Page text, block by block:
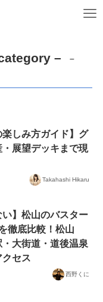
–
–
楽しみ方ガイド】グ
展望デッキまで現
Takahashi Hikaru
い】松山のバスター
徹底比較！松山
大街道・道後温泉
セス
西野くに